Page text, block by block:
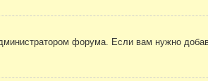
форума. Если вам нужно